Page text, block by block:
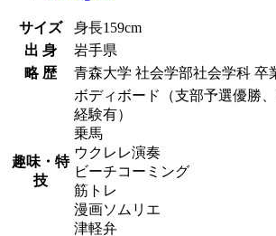
サイズ
身長159cm
出 身
岩手県
略 歴
青森大学 社会学部社会学科 卒
趣味・特
技
ボディボード（支部予選優勝
経験有）
乗馬
ウクレレ演奏
ビーチコーミング
筋トレ
漫画ソムリエ
津軽弁